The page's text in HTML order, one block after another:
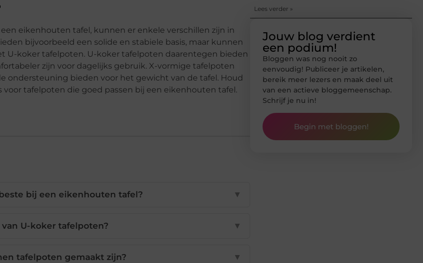
eikenhouten tafel, kunnen er enkele verschillen zijn in
bijvoorbeeld een solide en stabiele basis, maar kunnen
koker tafelpoten. U-koker tafelpoten daarentegen bieden
zijn voor dagelijks gebruik. X-vormige tafelpoten
ondersteuning bieden voor het gewicht van de tafel. Houd
tafelpoten die goed passen bij een eikenhouten tafel.
bij een eikenhouten tafel? ▼
U-koker tafelpoten? ▼
tafelpoten gemaakt zijn? ▼
Lees verder »
Jouw blog verdient
een podium!
Bloggen was nog nooit zo
eenvoudig! Publiceer je artikelen,
bereik meer lezers en maak deel uit
van een actieve bloggemeenschap.
Schrijf je nu in!
Begin met bloggen!